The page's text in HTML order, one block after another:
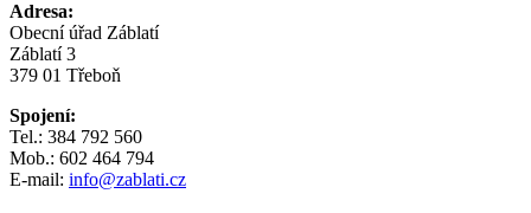
Adresa:
Obecní úřad Záblatí
Záblatí 3
379 01 Třeboň
Spojení:
Tel.: 384 792 560
Mob.: 602 464 794
E-mail: info@zablati.cz